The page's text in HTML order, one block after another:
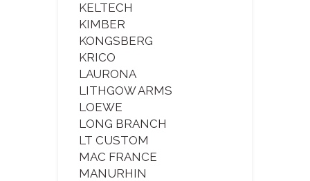
KELTECH
KIMBER
KONGSBERG
KRICO
LAURONA
LITHGOW ARMS
LOEWE
LONG BRANCH
LT CUSTOM
MAC FRANCE
MANURHIN